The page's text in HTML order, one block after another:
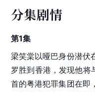
分集剧情
第1集
梁笑棠以哑巴身份潜伏
罗胜到香港，发现他将
首的粤港犯罪集团在即